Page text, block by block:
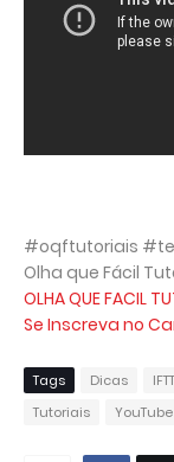
#oqftutoriais
Olha que Fácil
OLHA QUE FACIL
Se Inscreva no
Tags Dicas
Tutoriais
YouTube